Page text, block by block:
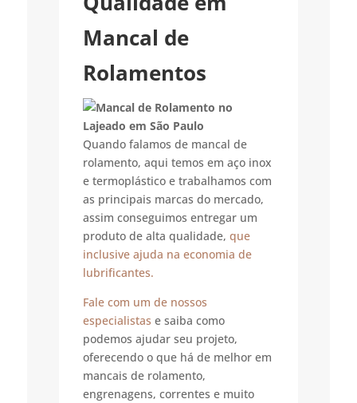
Mancal de
Rolamentos
Quando falamos de mancal de
rolamento, aqui temos em aço inox
e termoplástico e trabalhamos com
as principais marcas do mercado,
assim conseguimos entregar um
produto de alta qualidade, que
inclusive ajuda na economia de
lubrificantes.
Fale com um de nossos
especialistas e saiba como
podemos ajudar seu projeto,
oferecendo o que há de melhor em
mancais de rolamento,
engrenagens, correntes e muito